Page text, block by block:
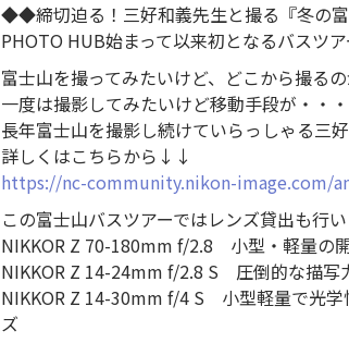
◆◆締切迫る！三好和義先生と撮る『冬の
PHOTO HUB始まって以来初となるバスツ
富士山を撮ってみたいけど、どこから撮る
一度は撮影してみたいけど移動手段が・・
長年富士山を撮影し続けていらっしゃる三
詳しくはこちらから↓↓
https://nc-community.nikon-image.com/
この富士山バスツアーではレンズ貸出も行い
NIKKOR Z 70-180mm f/2.8 小型・軽量の
NIKKOR Z 14-24mm f/2.8 S 圧倒的な描写
NIKKOR Z 14-30mm f/4 S 小型軽量で光学
ズ